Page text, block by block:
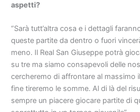
aspetti?
“Sarà tutt’altra cosa e i dettagli
queste partite da dentro o fuori
meno. Il Real San Giuseppe potrà
su tre ma siamo consapevoli delle
cercheremo di affrontare al massimo
fine tireremo le somme. Al di là del
sempre un piacere giocare partite di